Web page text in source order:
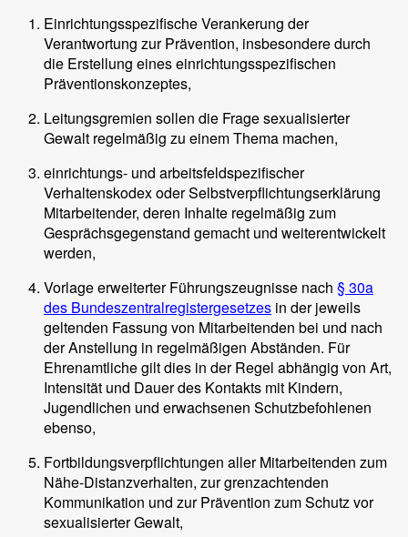
Einrichtungsspezifische Verankerung der
Verantwortung zur Prävention, insbesondere durch
die Erstellung eines einrichtungsspezifischen
Präventionskonzeptes,
Leitungsgremien sollen die Frage sexualisierter
Gewalt regelmäßig zu einem Thema machen,
einrichtungs- und arbeitsfeldspezifischer
Verhaltenskodex oder Selbstverpflichtungserklärung
Mitarbeitender, deren Inhalte regelmäßig zum
Gesprächsgegenstand gemacht und weiterentwickelt
werden,
Vorlage erweiterter Führungszeugnisse nach § 30a
des Bundeszentralregistergesetzes in der jeweils
geltenden Fassung von Mitarbeitenden bei und nach
der Anstellung in regelmäßigen Abständen. Für
Ehrenamtliche gilt dies in der Regel abhängig von Art,
Intensität und Dauer des Kontakts mit Kindern,
Jugendlichen und erwachsenen Schutzbefohlenen
ebenso,
Fortbildungsverpflichtungen aller Mitarbeitenden zum
Nähe-Distanzverhalten, zur grenzachtenden
Kommunikation und zur Prävention zum Schutz vor
sexualisierter Gewalt,